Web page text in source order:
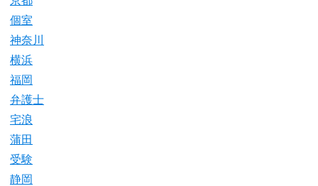
個室
神奈川
横浜
福岡
弁護士
宅浪
蒲田
受験
静岡